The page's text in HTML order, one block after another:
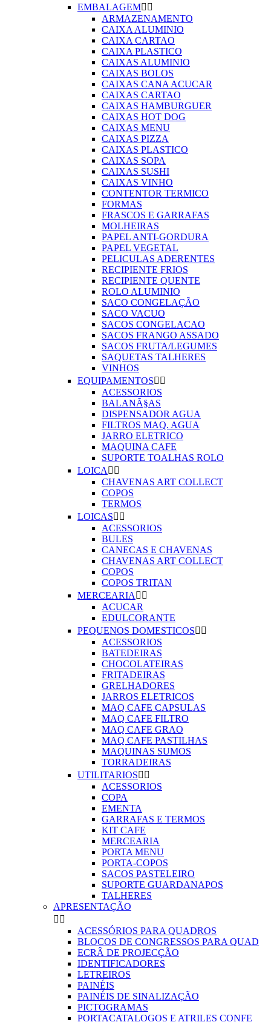
EMBALAGEM 
ARMAZENAMENTO
CAIXA ALUMINIO
CAIXA CARTAO
CAIXA PLASTICO
CAIXAS ALUMINIO
CAIXAS BOLOS
CAIXAS CANA ACUCAR
CAIXAS CARTAO
CAIXAS HAMBURGUER
CAIXAS HOT DOG
CAIXAS MENU
CAIXAS PIZZA
CAIXAS PLASTICO
CAIXAS SOPA
CAIXAS SUSHI
CAIXAS VINHO
CONTENTOR TERMICO
FORMAS
FRASCOS E GARRAFAS
MOLHEIRAS
PAPEL ANTI-GORDURA
PAPEL VEGETAL
PELICULAS ADERENTES
RECIPIENTE FRIOS
RECIPIENTE QUENTE
ROLO ALUMINIO
SACO CONGELAÇÃO
SACO VACUO
SACOS CONGELACAO
SACOS FRANGO ASSADO
SACOS FRUTA/LEGUMES
SAQUETAS TALHERES
VINHOS
EQUIPAMENTOS 
ACESSORIOS
BALANÃ§AS
DISPENSADOR AGUA
FILTROS MAQ. AGUA
JARRO ELETRICO
MAQUINA CAFE
SUPORTE TOALHAS ROLO
LOICA  
CHAVENAS ART COLLECT
COPOS
TERMOS
LOICAS 
ACESSORIOS
BULES
CANECAS E CHAVENAS
CHAVENAS ART COLLECT
COPOS
COPOS TRITAN
MERCEARIA  
ACUCAR
EDULCORANTE
PEQUENOS DOMESTICOS 
ACESSORIOS
BATEDEIRAS
CHOCOLATEIRAS
FRITADEIRAS
GRELHADORES
JARROS ELETRICOS
MAQ CAFE CAPSULAS
MAQ CAFE FILTRO
MAQ CAFE GRAO
MAQ CAFE PASTILHAS
MAQUINAS SUMOS
TORRADEIRAS
UTILITARIOS 
ACESSORIOS
COPA
EMENTA
GARRAFAS E TERMOS
KIT CAFE
MERCEARIA
PORTA MENU
PORTA-COPOS
SACOS PASTELEIRO
SUPORTE GUARDANAPOS
TALHERES
APRESENTAÇÃO
 
ACESSÓRIOS PARA QUADROS
BLOCOS DE CONGRESSOS PARA QUAD
ECRÂ DE PROJECÇÃO
IDENTIFICADORES
LETREIROS
PAINÉIS
PAINÉIS DE SINALIZAÇÃO
PICTOGRAMAS
PORTACATALOGOS E ATRILES CONFE